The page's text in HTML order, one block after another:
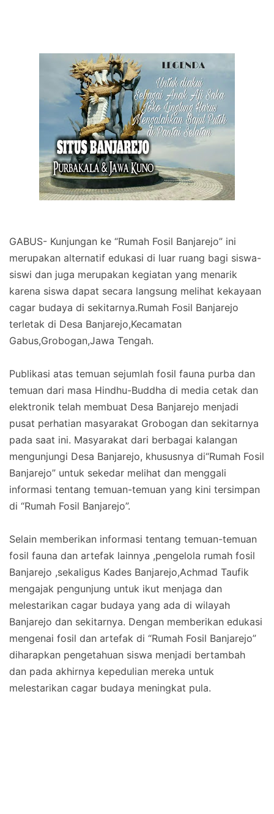
GABUS- Kunjungan ke “Rumah Fosil Banjarejo” ini
merupakan alternatif edukasi di luar ruang bagi siswa-
siswi dan juga merupakan kegiatan yang menarik
karena siswa dapat secara langsung melihat kekayaan
cagar budaya di sekitarnya.Rumah Fosil Banjarejo
terletak di Desa Banjarejo,Kecamatan
Gabus,Grobogan,Jawa Tengah.
Publikasi atas temuan sejumlah fosil fauna purba dan
temuan dari masa Hindhu-Buddha di media cetak dan
elektronik telah membuat Desa Banjarejo menjadi
pusat perhatian masyarakat Grobogan dan sekitarnya
pada saat ini. Masyarakat dari berbagai kalangan
mengunjungi Desa Banjarejo, khususnya di“Rumah Fosil
Banjarejo” untuk sekedar melihat dan menggali
informasi tentang temuan-temuan yang kini tersimpan
di “Rumah Fosil Banjarejo”.
Selain memberikan informasi tentang temuan-temuan
fosil fauna dan artefak lainnya ,pengelola rumah fosil
Banjarejo ,sekaligus Kades Banjarejo,Achmad Taufik
mengajak pengunjung untuk ikut menjaga dan
melestarikan cagar budaya yang ada di wilayah
Banjarejo dan sekitarnya. Dengan memberikan edukasi
mengenai fosil dan artefak di “Rumah Fosil Banjarejo”
diharapkan pengetahuan siswa menjadi bertambah
dan pada akhirnya kepedulian mereka untuk
melestarikan cagar budaya meningkat pula.